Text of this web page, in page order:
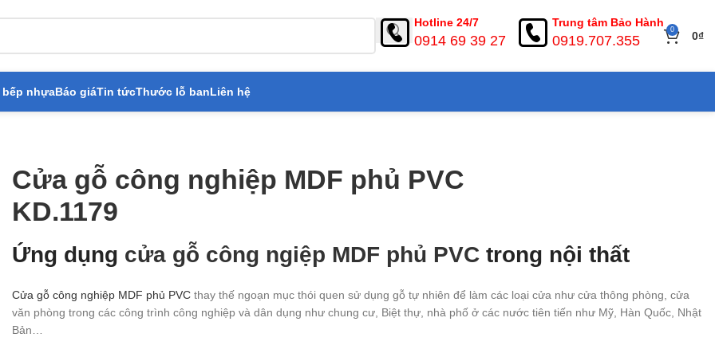
Hotline 24/7
0914 69 39 27
Trung tâm Bảo Hành
0919.707.355
0 0₫
bếp nhựaBáo giáTin tứcThước lỗ banLiên hệ
Cửa gỗ công nghiệp MDF phủ PVC
KD.1179
Ứng dụng cửa gỗ công ngiệp MDF phủ PVC trong nội thất
Cửa gỗ công nghiệp MDF phủ PVC thay thế ngoạn mục thói quen sử dụng gỗ tự nhiên để làm các loại cửa như cửa thông phòng, cửa
văn phòng trong các công trình công nghiệp và dân dụng như chung cư, Biệt thự, nhà phố ở các nước tiên tiến như Mỹ, Hàn Quốc, Nhật
Bản…